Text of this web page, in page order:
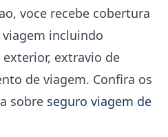
voce recebe cobertura
incluindo
extravio de
de viagem. Confira os
sobre seguro viagem de